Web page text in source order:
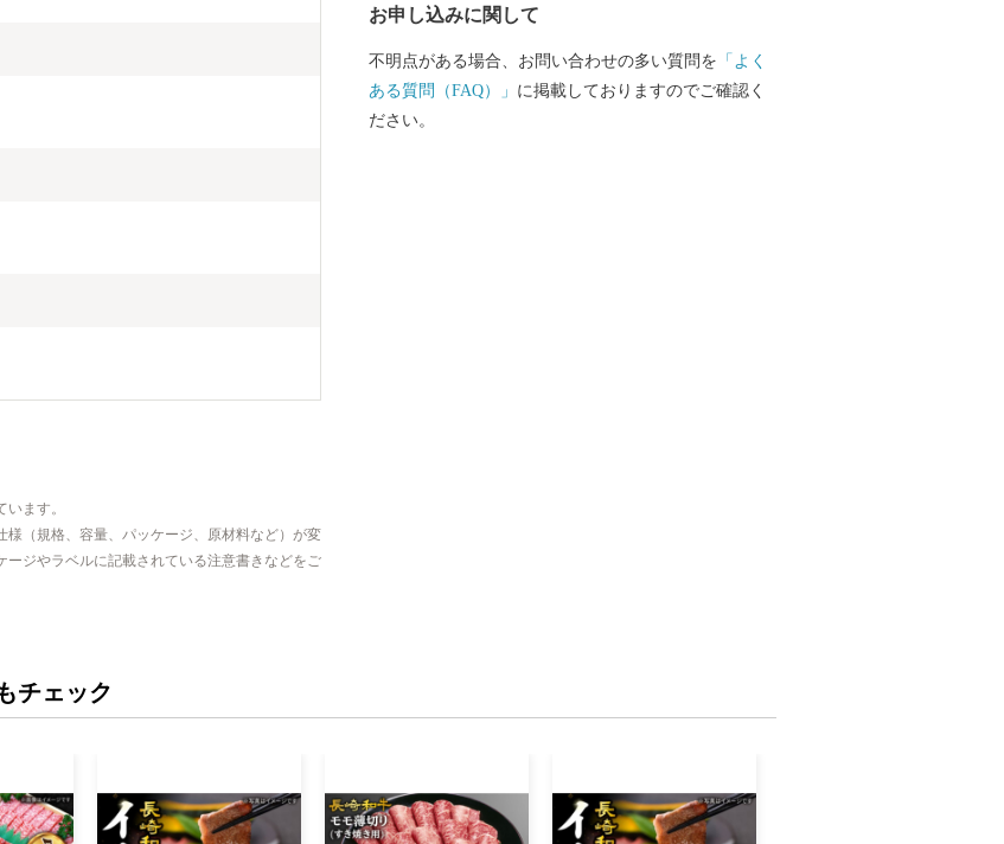
ます。
（規格、容量、パッケージ、原材料など）が変
ジやラベルに記載されている注意書きなどをご
お申し込みに関して
不明点がある場合、お問い合わせの多い質問を 「よく
ある質問（FAQ）」 に掲載しておりますのでご確認く
ださい。
チェック